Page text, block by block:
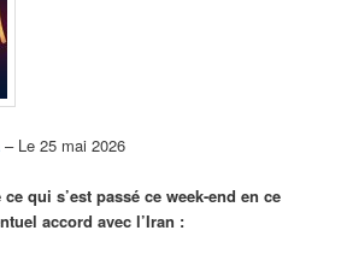
– Le 25 mai 2026
qui s’est passé ce week-end en ce
accord avec l’Iran :